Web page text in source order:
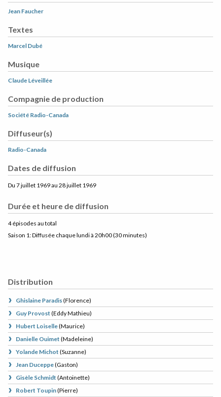
Jean Faucher
Textes
Marcel Dubé
Musique
Claude Léveillée
Compagnie de production
Société Radio-Canada
Diffuseur(s)
Radio-Canada
Dates de diffusion
Du 7 juillet 1969 au 28 juillet 1969
Durée et heure de diffusion
4 épisodes au total
Saison 1: Diffusée chaque lundi à 20h00(30 minutes)
Distribution
Ghislaine Paradis(Florence)
Guy Provost (Eddy Mathieu)
Hubert Loiselle(Maurice)
Danielle Ouimet (Madeleine)
Yolande Michot (Suzanne)
Jean Duceppe(Gaston)
Gisèle Schmidt (Antoinette)
Robert Toupin(Pierre)